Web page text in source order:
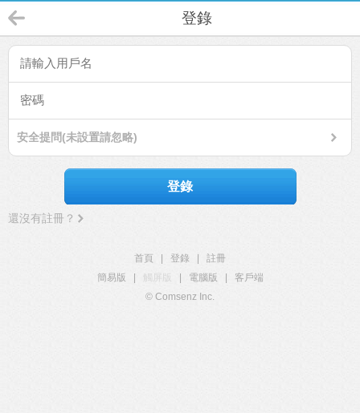
登錄
安全提問(未設置請忽略)
登錄
還沒有註冊？
首頁 登錄
註冊
簡易版
觸屏版 電腦版
客戶端
© Comsenz Inc.